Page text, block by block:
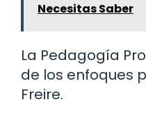
Necesitas Saber
La Pedagogía
de los enfoques
Freire.